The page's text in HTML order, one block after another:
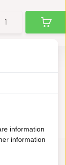
information
information